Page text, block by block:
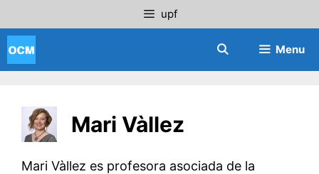
al
contenido
upf
Menu
Mari Vàllez
Mari Vàllez es profesora asociada de la